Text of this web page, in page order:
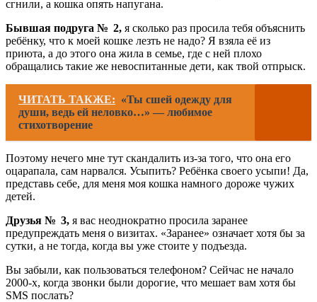
сгнили, а кошка опять напугана.
Бывшая подруга № 2, я сколько раз просила тебя объяснить
ребёнку, что к моей кошке лезть не надо? Я взяла её из
приюта, а до этого она жила в семье, где с ней плохо
обращались такие же невоспитанные дети, как твой отпрыск.
ЧИТАТЬ ТАКЖЕ: «Ты сшей одежду для
души, ведь ей неловко…» — любимое
стихотворение
Поэтому нечего мне тут скандалить из-за того, что она его
оцарапала, сам нарвался. Усыпить? Ребёнка своего усыпи! Да,
представь себе, для меня моя кошка намного дороже чужих
детей.
Друзья № 3, я вас неоднократно просила заранее
предупреждать меня о визитах. «Заранее» означает хотя бы за
сутки, а не тогда, когда вы уже стоите у подъезда.
Вы забыли, как пользоваться телефоном? Сейчас не начало
2000-х, когда звонки были дорогие, что мешает вам хотя бы
SMS послать?